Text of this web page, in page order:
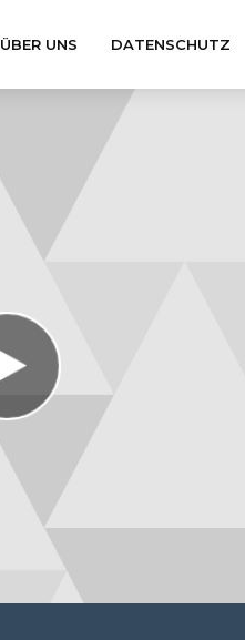
ÜBER UNS DATENSCHUTZ